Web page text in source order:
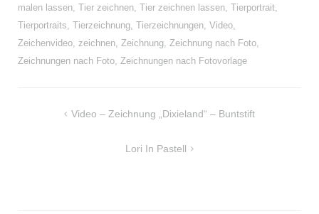
malen lassen, Tier zeichnen, Tier zeichnen lassen, Tierportrait,
Tierportraits, Tierzeichnung, Tierzeichnungen, Video,
Zeichenvideo, zeichnen, Zeichnung, Zeichnung nach Foto,
Zeichnungen nach Foto, Zeichnungen nach Fotovorlage
Beitragsnavigation
Video – Zeichnung „Dixieland“ – Buntstift
Lori In Pastell